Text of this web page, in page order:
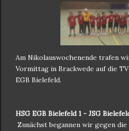
Am Nikolauswochenende trafen
Vormittag in Brackwede auf die
EGB Bielefeld.
HSG EGB Bielefeld 1 - JSG
Zunächst begannen wir gegen